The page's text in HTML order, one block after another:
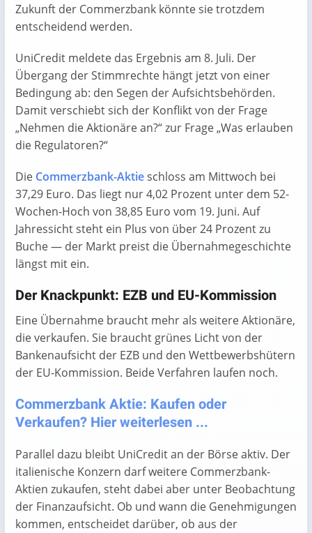
Zukunft der Commerzbank könnte sie trotzdem
entscheidend werden.
UniCredit meldete das Ergebnis am 8. Juli. Der
Übergang der Stimmrechte hängt jetzt von einer
Bedingung ab: den Segen der Aufsichtsbehörden.
Damit verschiebt sich der Konflikt von der Frage
„Nehmen die Aktionäre an?“ zur Frage „Was erlauben
die Regulatoren?“
Die Commerzbank-Aktieschloss am Mittwoch bei
37,29 Euro. Das liegt nur 4,02 Prozent unter dem 52-
Wochen-Hoch von 38,85 Euro vom 19. Juni. Auf
Jahressicht steht ein Plus von über 24 Prozent zu
Buche — der Markt preist die Übernahmegeschichte
längst mit ein.
Der Knackpunkt: EZB und EU-Kommission
Eine Übernahme braucht mehr als weitere Aktionäre,
die verkaufen. Sie braucht grünes Licht von der
Bankenaufsicht der EZB und den Wettbewerbshütern
der EU-Kommission. Beide Verfahren laufen noch.
Commerzbank Aktie: Kaufen oder
Verkaufen? Hier weiterlesen ...
Parallel dazu bleibt UniCredit an der Börse aktiv. Der
italienische Konzern darf weitere Commerzbank-
Aktien zukaufen, steht dabei aber unter Beobachtung
der Finanzaufsicht. Ob und wann die Genehmigungen
kommen, entscheidet darüber, ob aus der